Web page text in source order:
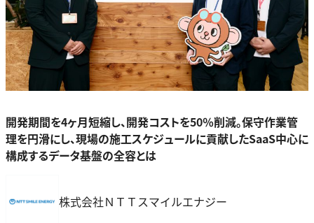
開発期間を4ヶ月短縮し、開発コストを50％削減。保守作業管
理を円滑にし、現場の施工スケジュールに貢献したSaaS中心に
構成するデータ基盤の全容とは
株式会社ＮＴＴスマイルエナジー